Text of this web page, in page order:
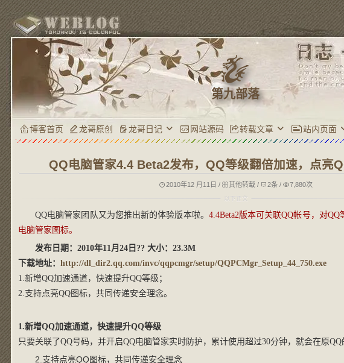
第九部落
博客首页 龙哥原创 龙哥日记 网站源码 转载文章 站内页面
QQ电脑管家4.4 Beta2发布，QQ等级翻倍加速，点亮
2010年12 月11日 / 其他转载 / 2条 / 7,880次
QQ电脑管家团队又为您推出新的体验版本啦。 4.4Beta2版本可关联QQ帐号，对
电脑管家图标。
发布日期：2010年11月24日?? 大小：23.3M
下载地址： http://dl_dir2.qq.com/invc/qqpcmgr/setup/QQPCMgr_Setup_44_750.exe
1.新增QQ加速通道，快速提升QQ等级；
2.支持点亮QQ图标，共同传递安全理念。
1.新增QQ加速通道，快速提升QQ等级
只要关联了QQ号码，并开启QQ电脑管家实时防护， 累计使用超过30分钟，就会在原QQ
2.支持点亮QQ图标，共同传递安全理念